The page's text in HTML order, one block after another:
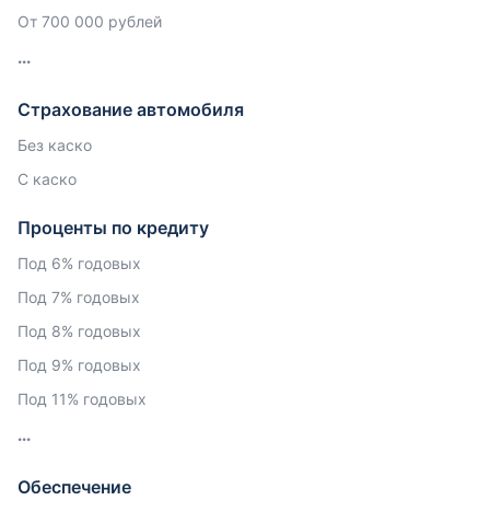
От 700 000 рублей
Страхование автомобиля
Без каско
С каско
Проценты по кредиту
Под 6% годовых
Под 7% годовых
Под 8% годовых
Под 9% годовых
Под 11% годовых
Обеспечение